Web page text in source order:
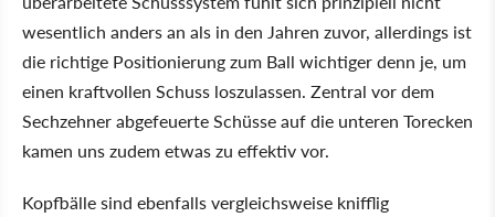
wesentlich anders an als in den Jahren zuvor, allerdings ist
die richtige Positionierung zum Ball wichtiger denn je, um
einen kraftvollen Schuss loszulassen. Zentral vor dem
Sechzehner abgefeuerte Schüsse auf die unteren Torecken
kamen uns zudem etwas zu effektiv vor.
Kopfbälle sind ebenfalls vergleichsweise knifflig